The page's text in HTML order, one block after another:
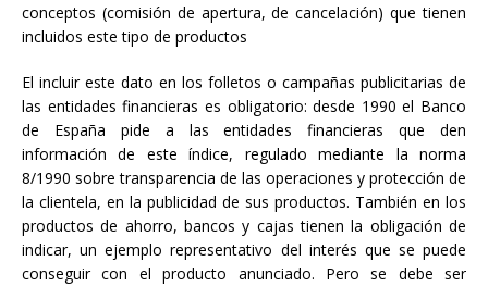
conceptos (comisión de apertura, de cancelación) que tienen
incluidos este tipo de productos
El incluir este dato en los folletos o campañas publicitarias de
las entidades financieras es obligatorio: desde 1990 el Banco
de España pide a las entidades financieras que den
información de este índice, regulado mediante la norma
8/1990 sobre transparencia de las operaciones y protección de
la clientela, en la publicidad de sus productos. También en los
productos de ahorro, bancos y cajas tienen la obligación de
indicar, un ejemplo representativo del interés que se puede
conseguir con el producto anunciado. Pero se debe ser